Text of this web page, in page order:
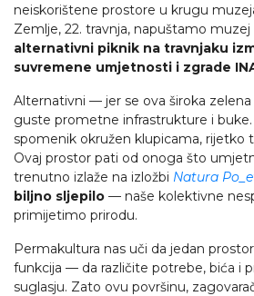
neiskorištene prostore u krugu
Zemlje, 22. travnja, napuštamo
alternativni piknik na travnjaku
suvremene umjetnosti i zgrade
Alternativni — jer se ova široka zelena
guste prometne infrastrukture i buke.
spomenik okružen klupicama, rijetko
Ovaj prostor pati od onoga što
trenutno izlaže na izložbi Natura
biljno sljepilo — naše kolektivne
primijetimo prirodu.
Permakultura nas uči da jedan
funkcija — da različite potrebe, bića i
suglasju. Zato ovu površinu,